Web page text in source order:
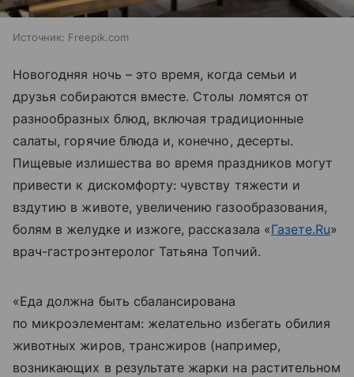
Источник: Freepik.com
Новогодняя ночь – это время, когда семьи и
друзья собираются вместе. Столы ломятся от
разнообразных блюд, включая традиционные
салаты, горячие блюда и, конечно, десерты.
Пищевые излишества во время праздников могут
привести к дискомфорту: чувству тяжести и
вздутию в животе, увеличению газообразования,
болям в желудке и изжоге, рассказала «Газете.Ru»
врач-гастроэнтеролог Татьяна Топчий.
«Еда должна быть сбалансирована
по микроэлементам: желательно избегать обилия
животных жиров, трансжиров (например,
возникающих в результате жарки на растительном